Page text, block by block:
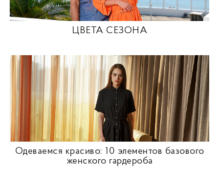
ЦВЕТА СЕЗОНА
Одеваемся красиво: 10 элементов базового
женского гардероба